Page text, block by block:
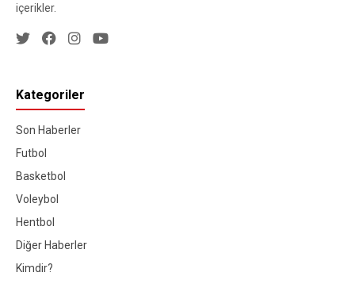
içerikler.
Kategoriler
Son Haberler
Futbol
Basketbol
Voleybol
Hentbol
Diğer Haberler
Kimdir?